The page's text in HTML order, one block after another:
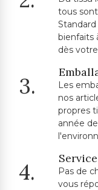
tous
bienfaits
dès
3.
Les
nos
propres
année
4.
Pas de
vous